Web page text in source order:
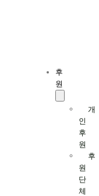
후
원
개
인
후
원
후
원
단
체